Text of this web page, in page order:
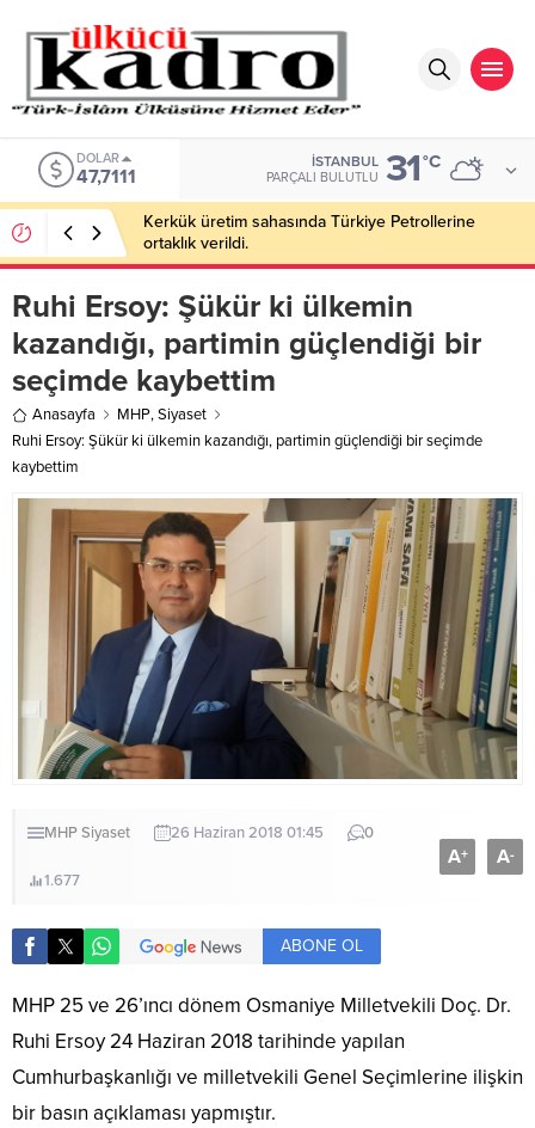
DOLAR
47,7111
İSTANBUL
PARÇALI BULUTLU 31°C
Kerkük üretim sahasında Türkiye Petrollerine
ortaklık verildi.
Ruhi Ersoy: Şükür ki ülkemin
kazandığı, partimin güçlendiği bir
seçimde kaybettim
Anasayfa MHP,Siyaset
Ruhi Ersoy: Şükür ki ülkemin kazandığı, partimin güçlendiği bir seçimde
kaybettim
MHPSiyaset 26 Haziran 2018 01:45 0
1.677
A+ A-
ABONE OL
MHP 25 ve 26’ıncı dönem Osmaniye Milletvekili Doç. Dr.
Ruhi Ersoy 24 Haziran 2018 tarihinde yapılan
Cumhurbaşkanlığı ve milletvekili Genel Seçimlerine ilişkin
bir basın açıklaması yapmıştır.